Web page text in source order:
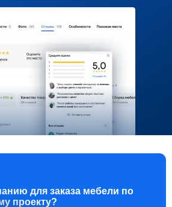
для заказа мебели по
проекту?